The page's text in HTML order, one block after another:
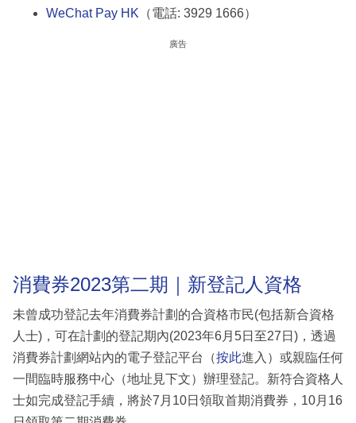
WeChat Pay HK （電話: 3929 1666）
廣告
消費券2023第二期｜新登記人資格
未曾成功登記去年消費券計劃的合資格市民(包括新合資格
人士)，可在計劃的登記期內(2023年6月5日至27日)，透過
消費券計劃網站內的電子登記平台（按此進入）或親臨任何
一間臨時服務中心（地址見下文）辦理登記。新符合資格人
士如完成登記手續，將於7月10日領取首期消費券，10月16